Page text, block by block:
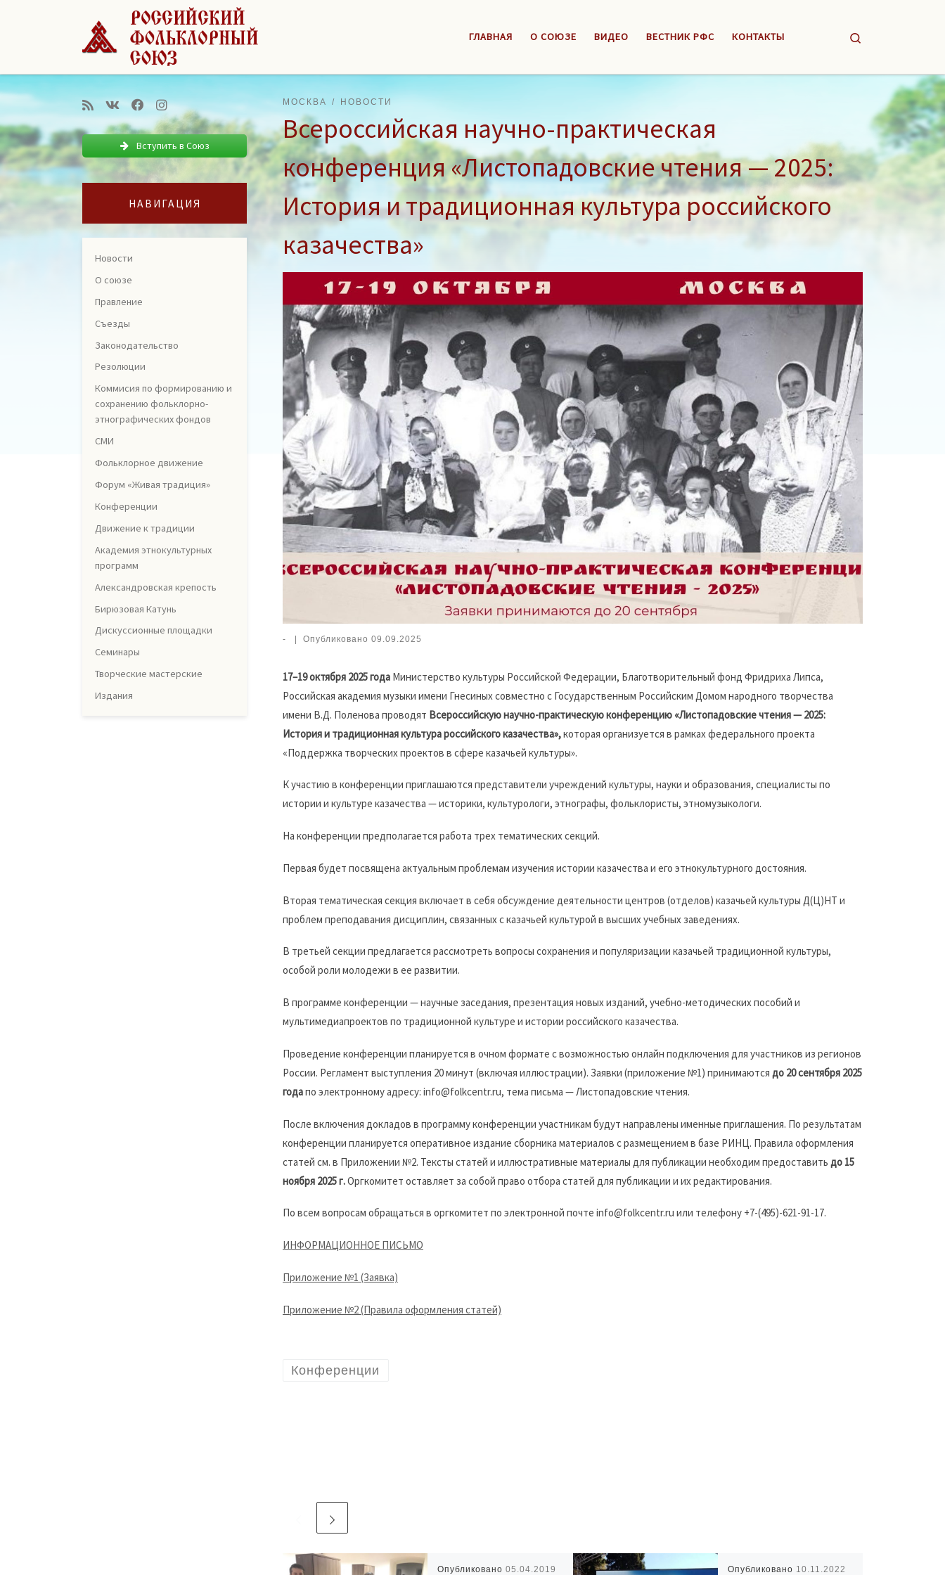
Перейти к содержимому
ГЛАВНАЯ О СОЮЗЕ ВИДЕО ВЕСТНИК РФС КОНТАКТЫ
МОСКВА НОВОСТИ
Всероссийская научно-практическая
конференция «Листопадовские чтения — 2025:
История и традиционная культура российского
казачества»
- | Опубликовано 09.09.2025
17–19 октября 2025 года Министерство культуры Российской Федерации, Благотворительный фонд Фридриха Липса,
Российская академия музыки имени Гнесиных совместно с Государственным Российским Домом народного творчества
имени В.Д. Поленова проводят Всероссийскую научно-практическую конференцию «Листопадовские чтения — 2025:
История и традиционная культура российского казачества»,которая организуется в рамках федерального проекта
«Поддержка творческих проектов в сфере казачьей культуры».
К участию в конференции приглашаются представители учреждений культуры, науки и образования, специалисты по
истории и культуре казачества — историки, культурологи, этнографы, фольклористы, этномузыкологи.
На конференции предполагается работа трех тематических секций.
Первая будет посвящена актуальным проблемам изучения истории казачества и его этнокультурного достояния.
Вторая тематическая секция включает в себя обсуждение деятельности центров (отделов) казачьей культуры Д(Ц)НТ и
проблем преподавания дисциплин, связанных с казачьей культурой в высших учебных заведениях.
В третьей секции предлагается рассмотреть вопросы сохранения и популяризации казачьей традиционной культуры,
особой роли молодежи в ее развитии.
В программе конференции — научные заседания, презентация новых изданий, учебно-методических пособий и
мультимедиапроектов по традиционной культуре и истории российского казачества.
Проведение конференции планируется в очном формате с возможностью онлайн подключения для участников из регионов
России. Регламент выступления 20 минут (включая иллюстрации). Заявки (приложение №1) принимаются до 20 сентября 2025
годапо электронному адресу: info@folkcentr.ru, тема письма — Листопадовские чтения.
После включения докладов в программу конференции участникам будут направлены именные приглашения. По результатам
конференции планируется оперативное издание сборника материалов с размещением в базе РИНЦ. Правила оформления
статей см. в Приложении №2. Тексты статей и иллюстративные материалы для публикации необходим предоставить до 15
ноября 2025 г.Оргкомитет оставляет за собой право отбора статей для публикации и их редактирования.
По всем вопросам обращаться в оргкомитет по электронной почте info@folkcentr.ru или телефону +7-(495)-621-91-17.
ИНФОРМАЦИОННОЕ ПИСЬМО
Приложение №1 (Заявка)
Приложение №2 (Правила оформления статей)
Конференции
Опубликовано05.04.2019 Опубликовано 10.11.2022
Вступить в Союз
НАВИГАЦИЯ
Новости
О союзе
Правление
Съезды
Законодательство
Резолюции
Коммисия по формированию и
сохранению фольклорно-
этнографических фондов
СМИ
Фольклорное движение
Форум «Живая традиция»
Конференции
Движение к традиции
Академия этнокультурных
программ
Александровская крепость
Бирюзовая Катунь
Дискуссионные площадки
Семинары
Творческие мастерские
Издания